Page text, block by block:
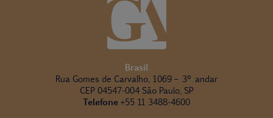
Brasil
Rua Gomes de Carvalho, 1069 – 3º andar
CEP 04547-004 São Paulo, SP
Telefone+55 11 3488-4600